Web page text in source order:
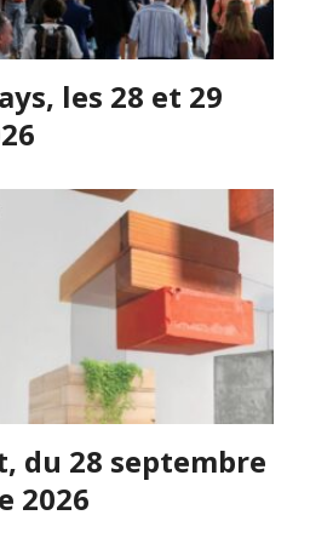
les 28 et 29
du 28 septembre
2026